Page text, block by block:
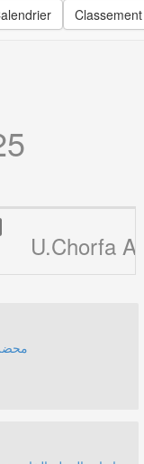
Classement
U.Chorfa
محضر